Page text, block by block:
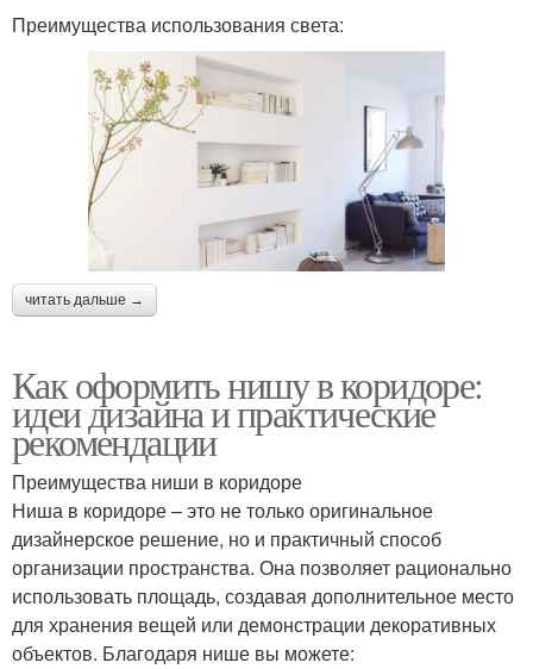
Преимущества использования света:
читать дальше →
Как оформить нишу в коридоре:
идеи дизайна и практические
рекомендации
Преимущества ниши в коридоре
Ниша в коридоре – это не только оригинальное
дизайнерское решение, но и практичный способ
организации пространства. Она позволяет рационально
использовать площадь, создавая дополнительное место
для хранения вещей или демонстрации декоративных
объектов. Благодаря нише вы можете: